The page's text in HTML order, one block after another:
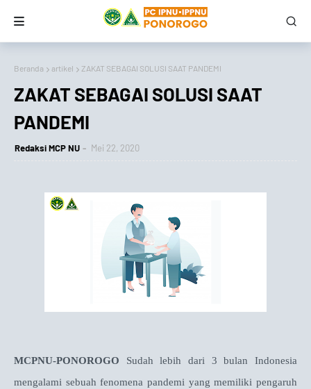
Beranda artikel ZAKAT SEBAGAI SOLUSI SAAT PANDEMI
ZAKAT SEBAGAI SOLUSI SAAT
PANDEMI
Redaksi MCP NU Mei 22, 2020
MCPNU-PONOROGO Sudah lebih dari 3 bulan Indonesia
mengalami sebuah fenomena pandemi yang memiliki pengaruh